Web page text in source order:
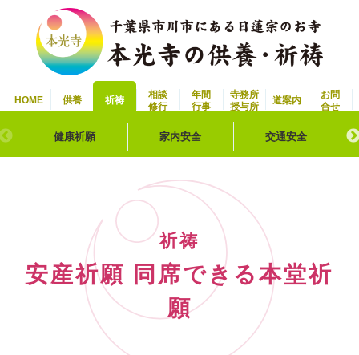
HOME 供養 祈祷
相談
修行
年間
行事
寺務所
授与所
道案内
お問
合せ
健康祈願 家内安全 交通安全
祈祷
安産祈願 同席できる本堂祈
願